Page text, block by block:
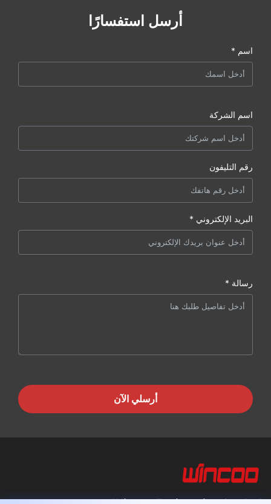
أرسل استفسارًا
اسم *
اسم الشركة
رقم التليفون
البريد الإلكتروني *
رسالة *
أرسلي الآن